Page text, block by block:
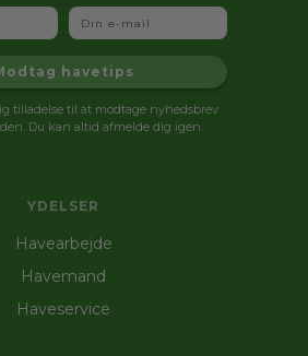
YDELSER
Havearbejde
Havemand
Haveservice
Email
havetips
tilladelse til at modtage nyhedsbrev
Du kan altid afmelde dig igen.